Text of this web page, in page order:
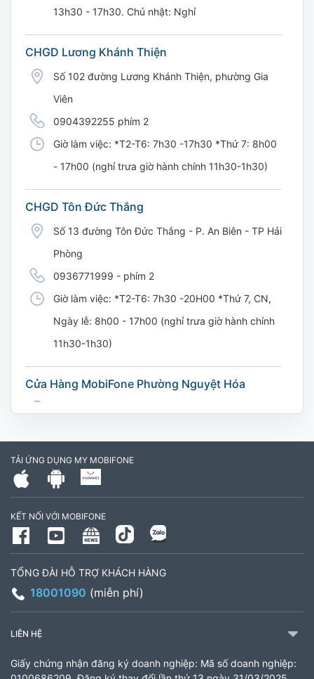
13h30 - 17h30. Chủ nhật: Nghỉ
CHGD Lương Khánh Thiện
Số 102 đường Lương Khánh Thiện, phường Gia
Viên
0904392255 phím 2
Giờ làm việc: *T2-T6: 7h30 -17h30 *Thứ 7: 8h00
- 17h00 (nghỉ trưa giờ hành chính 11h30-1h30)
CHGD Tôn Đức Thắng
Số 13 đường Tôn Đức Thắng - P. An Biên - TP Hải
Phòng
0936771999 - phím 2
Giờ làm việc: *T2-T6: 7h30 -20H00 *Thứ 7, CN,
Ngày lễ: 8h00 - 17h00 (nghỉ trưa giờ hành chính
11h30-1h30)
Cửa Hàng MobiFone Phường Nguyệt Hóa
795497999
Giờ làm việc: Thứ 2 đến Thứ 6: Sáng 07:30 -
11:00 Chiều 13:30 đến 17:30 Thứ 7: Sáng 08:00
- 11:30 chiều 13:00 đến 17:00
CH 21B Ba La (CH 16 Ba La)
903460846
TẢI ỨNG DỤNG MY MOBIFONE
KẾT NỐI VỚI MOBIFONE
TỔNG ĐÀI HỖ TRỢ KHÁCH HÀNG
18001090 (miễn phí)
LIÊN HỆ
Giấy chứng nhận đăng ký doanh nghiệp: Mã số doanh nghiệp: